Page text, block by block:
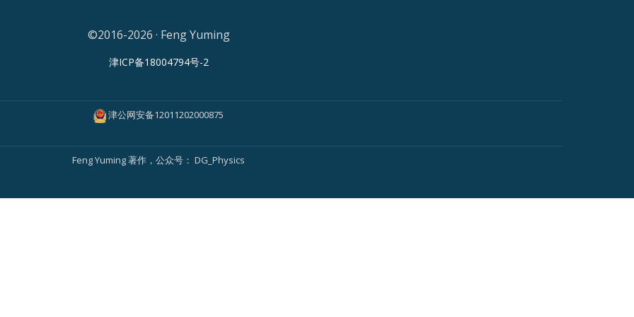
©2016-2026 · Feng Yuming
津ICP备18004794号-2
津公网安备12011202000875
Feng Yuming著作，公众号： DG_Physics